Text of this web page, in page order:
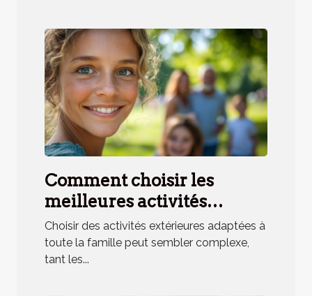
Comment choisir les
meilleures activités
extérieures pour toute la
famille ?
Choisir des activités extérieures adaptées à
toute la famille peut sembler complexe,
tant les...